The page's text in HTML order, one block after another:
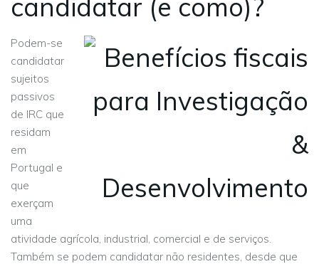
candidatar (e como)?
Podem-se
candidatar
sujeitos
passivos
de IRC que
residam
em
Portugal e
que
exerçam
uma
atividade agrícola, industrial, comercial e de serviços.
Também se podem candidatar não residentes, desde que